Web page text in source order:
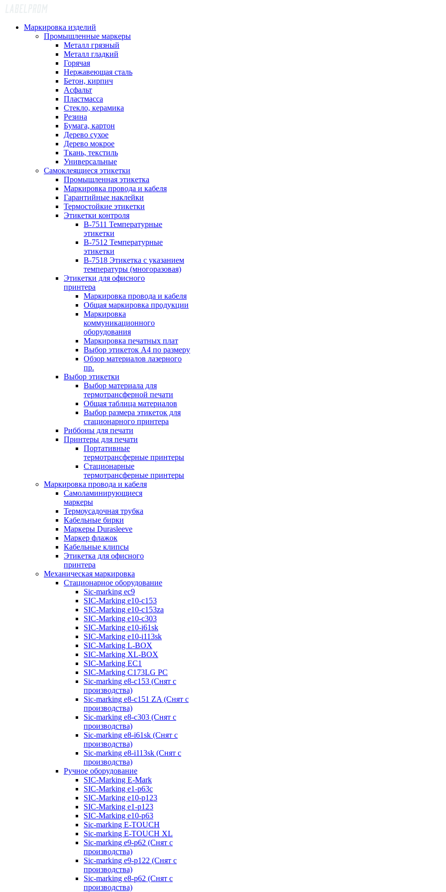
Маркировка изделий
Промышленные маркеры
Металл грязный
Металл гладкий
Горячая
Нержавеющая сталь
Бетон, кирпич
Асфальт
Пластмасса
Стекло, керамика
Резина
Бумага, картон
Дерево сухое
Дерево мокрое
Ткань, текстиль
Универсальные
Самоклеящиеся этикетки
Промышленная этикетка
Маркировка провода и кабеля
Гарантийные наклейки
Термостойкие этикетки
Этикетки контроля
B-7511 Температурные
этикетки
B-7512 Температурные
этикетки
B-7518 Этикетка с указанием
температуры (многоразовая)
Этикетки для офисного
принтера
Маркировка провода и кабеля
Общая маркировка продукции
Маркировка
коммуникационного
оборудования
Маркировка печатных плат
Выбор этикеток А4 по размеру
Обзор материалов лазерного
пр.
Выбор этикетки
Выбор материала для
термотрансферной печати
Общая таблица материалов
Выбор размера этикеток для
стационарного принтера
Риббоны для печати
Принтеры для печати
Портативные
термотрансферные принтеры
Стационарные
термотрансферные принтеры
Маркировка провода и кабеля
Самоламинирующиеся
маркеры
Термоусадочная трубка
Кабельные бирки
Маркеры Durasleeve
Маркер флажок
Кабельные клипсы
Этикетка для офисного
принтера
Механическая маркировка
Стационарное оборудование
Sic-marking ec9
SIC-Marking e10-c153
SIC-Marking e10-c153za
SIC-Marking e10-c303
SIC-Marking e10-i61sk
SIC-Marking e10-i113sk
SIC-Marking L-BOX
SIC-Marking XL-BOX
SIC-Marking EC1
SIC-Marking C173LG PC
Sic-marking e8-c153 (Снят с
производства)
Sic-marking e8-c151 ZA (Снят с
производства)
Sic-marking e8-c303 (Снят с
производства)
Sic-marking e8-i61sk (Снят с
производства)
Sic-marking e8-i113sk (Снят с
производства)
Ручное оборудование
SIC-Marking E-Mark
SIC-Marking e1-p63с
SIC-Marking e10-p123
SIC-Marking e1-p123
SIC-Marking e10-p63
Sic-marking E-TOUCH
Sic-marking E-TOUCH XL
Sic-marking e9-p62 (Снят с
производства)
Sic-marking e9-p122 (Снят с
производства)
Sic-marking e8-p62 (Снят с
производства)